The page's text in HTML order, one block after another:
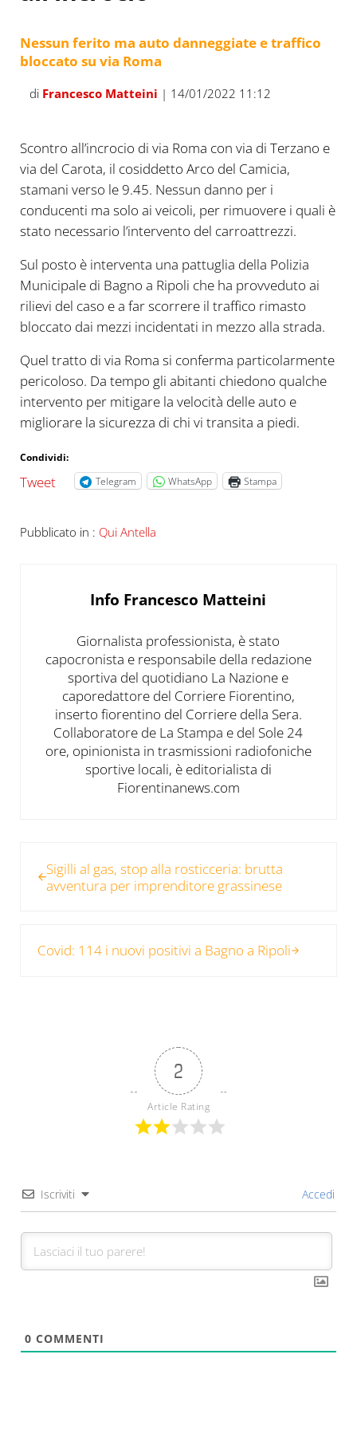
Nessun ferito ma auto danneggiate e traffico
bloccato su via Roma
di Francesco Matteini | 14/01/2022 11:12
Scontro all’incrocio di via Roma con via di Terzano e
via del Carota, il cosiddetto Arco del Camicia,
stamani verso le 9.45. Nessun danno per i
conducenti ma solo ai veicoli, per rimuovere i quali è
stato necessario l’intervento del carroattrezzi.
Sul posto è interventa una pattuglia della Polizia
Municipale di Bagno a Ripoli che ha provveduto ai
rilievi del caso e a far scorrere il traffico rimasto
bloccato dai mezzi incidentati in mezzo alla strada.
Quel tratto di via Roma si conferma particolarmente
pericoloso. Da tempo gli abitanti chiedono qualche
intervento per mitigare la velocità delle auto e
migliorare la sicurezza di chi vi transita a piedi.
Condividi:
Tweet Telegram WhatsApp Stampa
Pubblicato in : Qui Antella
Info Francesco Matteini
Giornalista professionista, è stato
capocronista e responsabile della redazione
sportiva del quotidiano La Nazione e
caporedattore del Corriere Fiorentino,
inserto fiorentino del Corriere della Sera.
Collaboratore de La Stampa e del Sole 24
ore, opinionista in trasmissioni radiofoniche
sportive locali, è editorialista di
Fiorentinanews.com
Sigilli al gas, stop alla rosticceria: brutta
avventura per imprenditore grassinese
Covid: 114 i nuovi positivi a Bagno a Ripoli
2
Article Rating
Iscriviti Accedi
0 COMMENTI